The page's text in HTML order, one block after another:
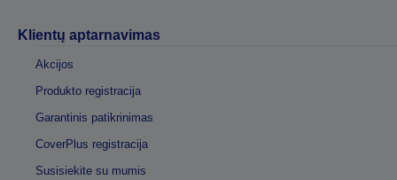
Klientų aptarnavimas
Akcijos
Produkto registracija
Garantinis patikrinimas
CoverPlus registracija
Susisiekite su mumis